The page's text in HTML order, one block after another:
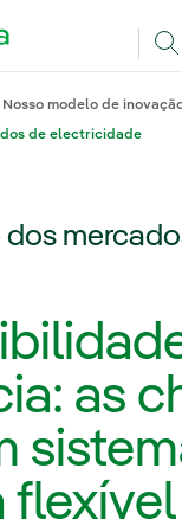
Nosso modelo de
de electricidade
dos
as
flexível